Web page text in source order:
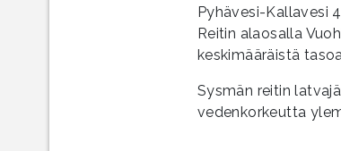
Pyhävesi-Kallavesi
Reitin alaosalla
keskimääräistä
Sysmän reitin
vedenkorkeutta